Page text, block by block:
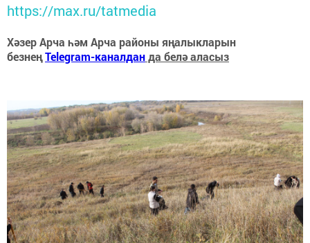
https://max.ru/tatmedia
Хәзер Арча һәм Арча районы яңалыкларын
безнеңTelegram-каналданда белә аласыз